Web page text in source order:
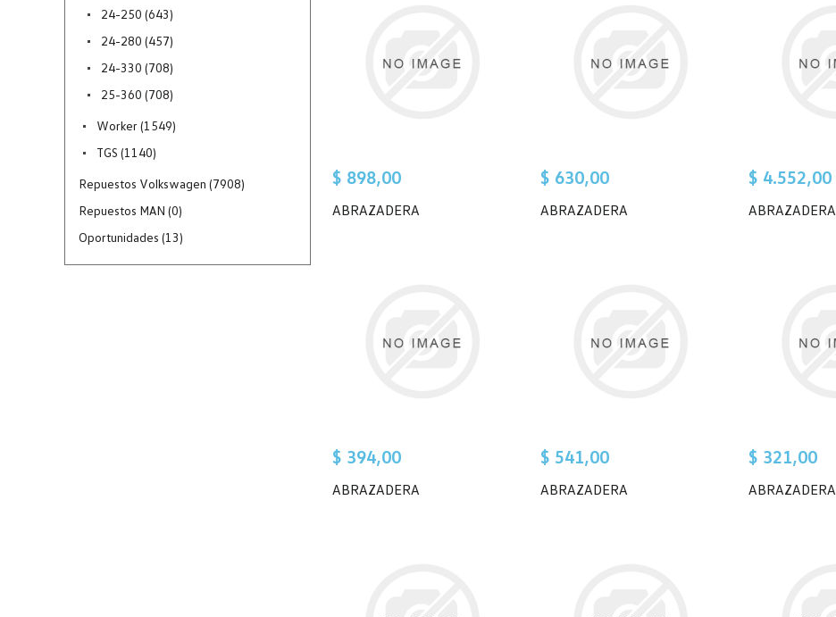
$ 898,00
ABRAZADERA
$ 630,00
ABRAZADERA
$ 4.552,00
ABRAZADERA
$ 394,00
ABRAZADERA
$ 541,00
ABRAZADERA
$ 321,00
ABRAZADERA
24-250 (643)
24-280 (457)
24-330 (708)
25-360 (708)
Worker (1549)
TGS (1140)
Repuestos Volkswagen (7908)
Repuestos MAN (0)
Oportunidades (13)